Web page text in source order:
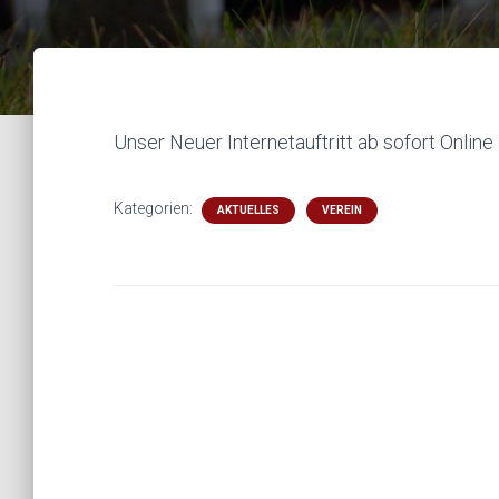
Unser Neuer Internetauftritt ab sofort Online
Kategorien: AKTUELLES VEREIN